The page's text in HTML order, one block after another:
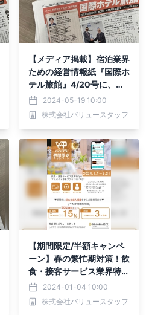
【メディア掲載】宿泊業界
ための経営情報紙『国際ホ
テル旅館』4/20号に、取
締役COO・西谷の連載記
事が掲載されました！
2024-05-19 10:00
株式会社バリュースタッフ
【期間限定/半額キャンペ
ーン】春の繁忙期対策！飲
食・接客サービス業界特化
のアルバイト募集アプ
リ”バリプラ”にて、企業様
向けの「掲載料半額キャン
2024-01-04 10:00
株式会社バリュースタッフ